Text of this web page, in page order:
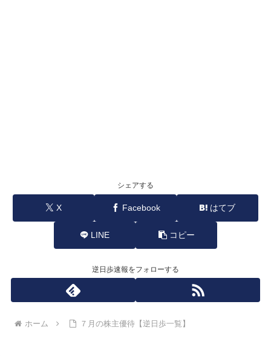
シェアする
X Facebook はてブ
LINE コピー
逆日歩速報をフォローする
ホーム ７月の株主優待【逆日歩一覧】